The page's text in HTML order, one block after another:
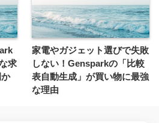
求
家電やガジェット選びで失敗
しない！Gensparkの「比較
表自動生成」が買い物に最強
な理由